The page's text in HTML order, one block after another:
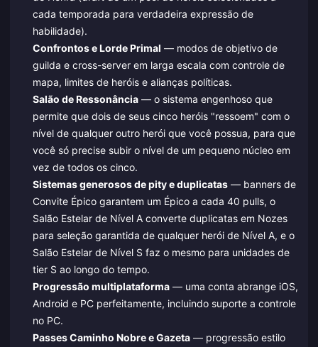
cada temporada para verdadeira expressão de
habilidade).
Confrontos e Lorde Primal — modos de objetivo de
guilda e cross-server em larga escala com controle de
mapa, limites de heróis e alianças políticas.
Salão de Ressonância— o sistema engenhoso que
permite que dois de seus cinco heróis "ressoem" com o
nível de qualquer outro herói que você possua, para que
você só precise subir o nível de um pequeno núcleo em
vez de todos os cinco.
Sistemas generosos de pity e duplicatas— banners de
Convite Épico garantem um Épico a cada 40 pulls, o
Salão Estelar de Nível A converte duplicatas em Nozes
para seleção garantida de qualquer herói de Nível A, e o
Salão Estelar de Nível S faz o mesmo para unidades de
tier S ao longo do tempo.
Progressão multiplataforma— uma conta abrange iOS,
Android e PC perfeitamente, incluindo suporte a controle
no PC.
Passes Caminho Nobre e Gazeta— progressão estilo